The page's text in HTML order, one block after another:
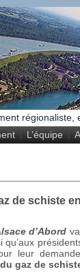
régionaliste,
L’équipe
de schiste
d’Abord
qu’aux
leur
gaz de